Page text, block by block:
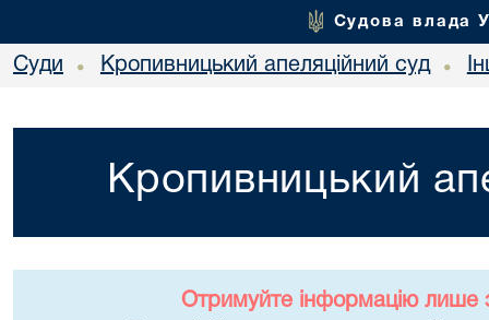
Судова влада
Суди • Кропивницький апеляційний суд •
Кропивницький
Отримуйте інформацію лише